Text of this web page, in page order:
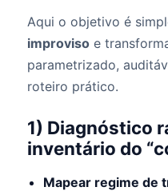
Aqui o objetivo é
improviso e
parametrizado,
roteiro prático.
1) Diagnóstico
inventário do
Mapear regime de